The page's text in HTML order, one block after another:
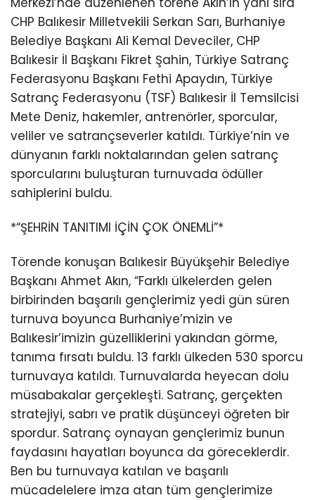
CHP Balıkesir Milletvekili Serkan Sarı, Burhaniye
Belediye Başkanı Ali Kemal Deveciler, CHP
Balıkesir İl Başkanı Fikret Şahin, Türkiye Satranç
Federasyonu Başkanı Fethi Apaydın, Türkiye
Satranç Federasyonu (TSF) Balıkesir İl Temsilcisi
Mete Deniz, hakemler, antrenörler, sporcular,
veliler ve satrançseverler katıldı. Türkiye’nin ve
dünyanın farklı noktalarından gelen satranç
sporcularını buluşturan turnuvada ödüller
sahiplerini buldu.
*“ŞEHRİN TANITIMI İÇİN ÇOK ÖNEMLİ”*
Törende konuşan Balıkesir Büyükşehir Belediye
Başkanı Ahmet Akın, “Farklı ülkelerden gelen
birbirinden başarılı gençlerimiz yedi gün süren
turnuva boyunca Burhaniye’mizin ve
Balıkesir’imizin güzelliklerini yakından görme,
tanıma fırsatı buldu. 13 farklı ülkeden 530 sporcu
turnuvaya katıldı. Turnuvalarda heyecan dolu
müsabakalar gerçekleşti. Satranç, gerçekten
stratejiyi, sabrı ve pratik düşünceyi öğreten bir
spordur. Satranç oynayan gençlerimiz bunun
faydasını hayatları boyunca da göreceklerdir.
Ben bu turnuvaya katılan ve başarılı
mücadelelere imza atan tüm gençlerimize